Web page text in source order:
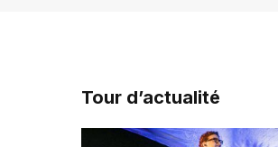
Tour d’actualité